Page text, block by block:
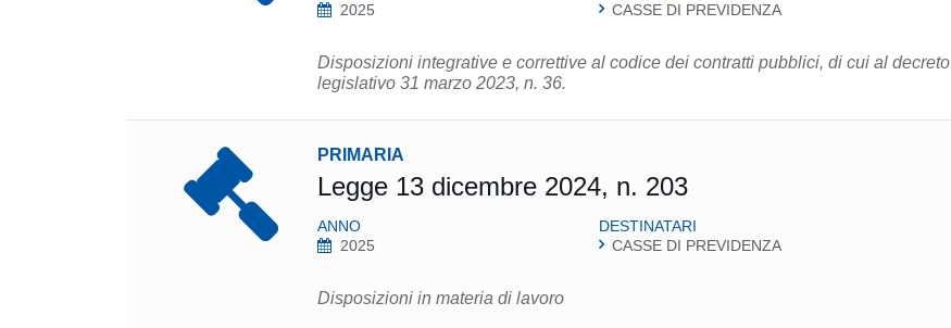
2025
CASSE DI PREVIDENZA
Disposizioni integrative e correttive al codice dei contratti pubblici, di cui al decreto
legislativo 31 marzo 2023, n. 36.
PRIMARIA
Legge 13 dicembre 2024, n. 203
ANNO
2025
DESTINATARI
CASSE DI PREVIDENZA
Disposizioni in materia di lavoro